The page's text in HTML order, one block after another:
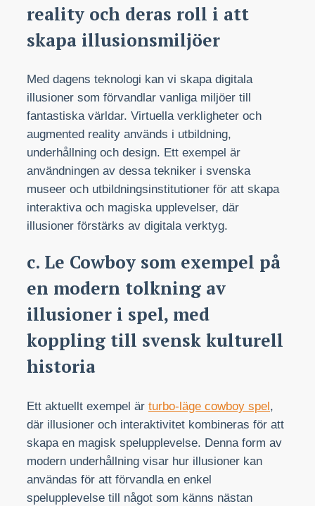
reality och deras roll i att
skapa illusionsmiljöer
Med dagens teknologi kan vi skapa digitala
illusioner som förvandlar vanliga miljöer till
fantastiska världar. Virtuella verkligheter och
augmented reality används i utbildning,
underhållning och design. Ett exempel är
användningen av dessa tekniker i svenska
museer och utbildningsinstitutioner för att skapa
interaktiva och magiska upplevelser, där
illusioner förstärks av digitala verktyg.
c. Le Cowboy som exempel på
en modern tolkning av
illusioner i spel, med
koppling till svensk kulturell
historia
Ett aktuellt exempel är turbo-läge cowboy spel,
där illusioner och interaktivitet kombineras för att
skapa en magisk spelupplevelse. Denna form av
modern underhållning visar hur illusioner kan
användas för att förvandla en enkel
spelupplevelse till något som känns nästan